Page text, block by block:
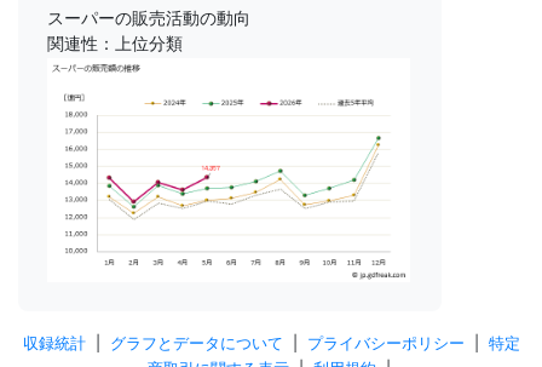
スーパーの販売活動の動向
関連性：上位分類
収録統計| グラフとデータについて プライバシーポリシー
特定